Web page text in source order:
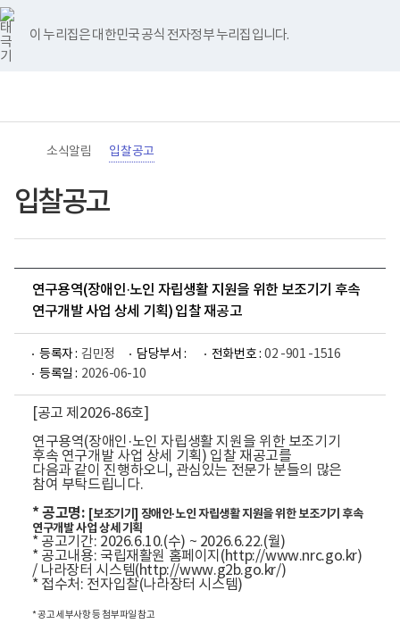
바
로
가
기
메
이 누리집은 대한민국 공식 전자정부 누리집입니다.
너
비
767px
이
하
영
검
메
홈
소식알림 입찰공고
입찰공고
연구용역(장애인·노인 자립생활 지원을 위한 보조기기 후속
연구개발 사업 상세 기획) 입찰 재공고
등록자 : 김민정 담당부서 : 전화번호 : 02 -901 -1516
등록일 : 2026-06-10
[공고 제2026-86호]
연구용역(장애인·노인 자립생활 지원을 위한 보조기기
후속 연구개발 사업 상세 기획) 입찰 재공고를
다음과 같이 진행하오니, 관심있는 전문가 분들의 많은
참여 부탁드립니다.
* 공고명: [보조기기] 장애인·노인 자립생활 지원을 위한 보조기기 후속
연구개발 사업 상세 기획
* 공고기간: 2026.6.10.(수) ~ 2026.6.22.(월)
* 공고내용: 국립재활원 홈페이지(http://www.nrc.go.kr)
/ 나라장터 시스템(http://www.g2b.go.kr/)
* 접수처: 전자입찰(나라장터 시스템)
* 공고 세부사항 등 첨부파일 참고
유
튜
브
블
로
그
인
스
타
그
램
페
이
스
북